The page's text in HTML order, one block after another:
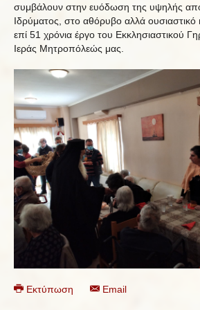
συμβάλουν στην ευόδωση της υψηλής
Ιδρύματος, στο αθόρυβο αλλά ουσιαστικό
επί 51 χρόνια έργο του Εκκλησιαστικού
Ιεράς Μητροπόλεώς μας.
Εκτύπωση Email